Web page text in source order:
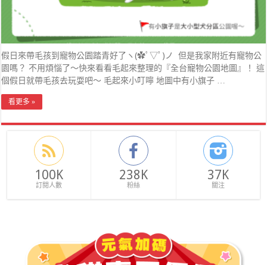
假日來帶毛孩到寵物公園踏青好了ヽ(✿ﾟ▽ﾟ)ノ 但是我家附近有寵物公
園嗎？ 不用煩惱了～快來看看毛起來整理的『全台寵物公園地圖』！ 這
個假日就帶毛孩去玩耍吧～ 毛起來小叮嚀 地圖中有小旗子 …
看更多 »
100K
訂閱人數
238K
粉絲
37K
關注